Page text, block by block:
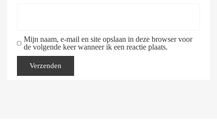
Mijn naam, e-mail en site opslaan in deze browser voor
de volgende keer wanneer ik een reactie plaats.